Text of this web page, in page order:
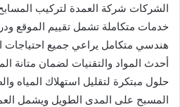
الشركات شركة العمدة لتركيب
خدمات متكاملة تشمل تقييم الموقع
هندسي متكامل يراعي جميع احتياجات
أحدث المواد والتقنيات لضمان متانة
حلول مبتكرة لتقليل استهلاك المياه
المسبح على المدى الطويل ويشمل